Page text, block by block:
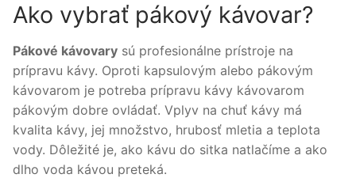
Ako vybrať pákový kávovar?
Pákové kávovary sú profesionálne prístroje na
prípravu kávy. Oproti kapsulovým alebo pákovým
kávovarom je potreba prípravu kávy kávovarom
pákovým dobre ovládať. Vplyv na chuť kávy má
kvalita kávy, jej množstvo, hrubosť mletia a teplota
vody. Dôležité je, ako kávu do sitka natlačíme a ako
dlho voda kávou preteká.